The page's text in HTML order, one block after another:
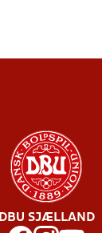
DBU SJÆLLAND